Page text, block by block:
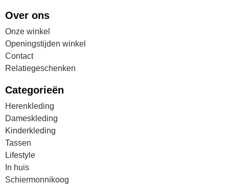
Over ons
Onze winkel
Openingstijden winkel
Contact
Relatiegeschenken
Categorieën
Herenkleding
Dameskleding
Kinderkleding
Tassen
Lifestyle
In huis
Schiermonnikoog